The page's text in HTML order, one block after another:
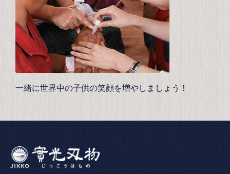
一緒に世界中の子供の笑顔を増やしましょう！